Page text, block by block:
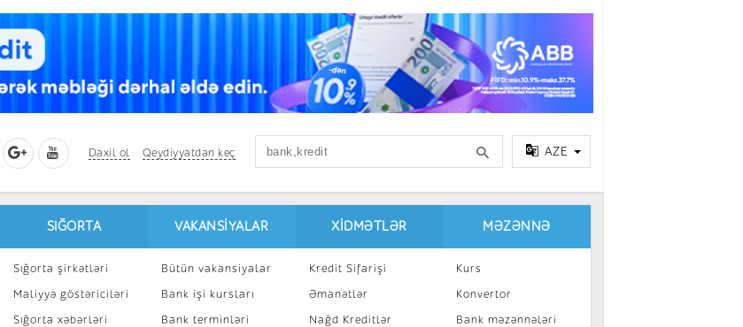
Daxil ol Qeydiyyatdan keç AZE
SIĞORTA
Sığorta şirkətləri
Maliyyə göstəriciləri
Sığorta xəbərləri
VAKANSIYALAR
Bütün vakansiyalar
Bank işi kursları
Bank terminləri
XIDMƏTLƏR
Kredit Sifarişi
Əmanətlər
Nağd Kreditlər
MƏZƏNNƏ
Kurs
Konvertor
Bank məzənnələri